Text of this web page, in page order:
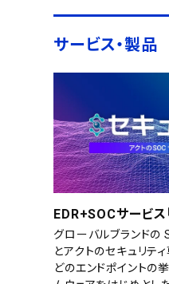
サービス・製品
EDR+SOCサービス
グローバルブランド
とアクトのセキュリテ
どのエンドポイントの